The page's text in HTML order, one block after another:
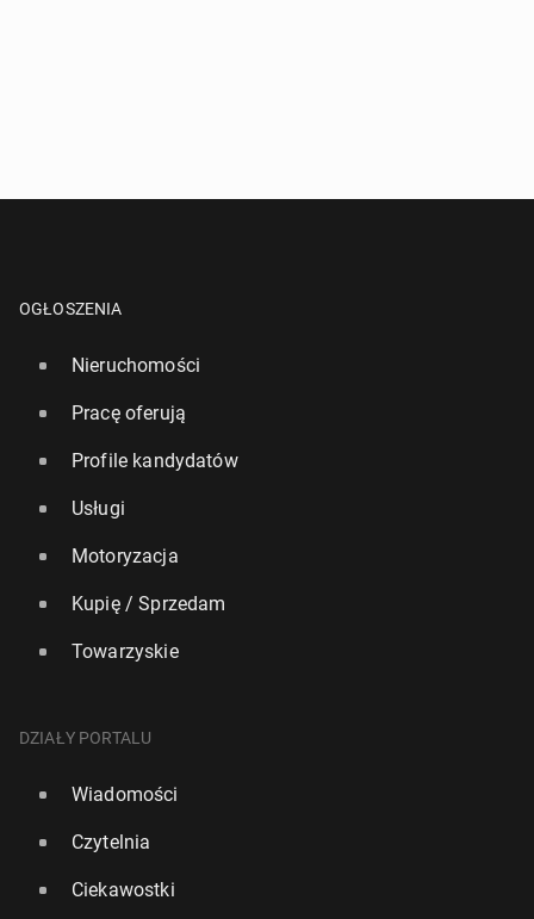
OGŁOSZENIA
Nieruchomości
Pracę oferują
Profile kandydatów
Usługi
Motoryzacja
Kupię / Sprzedam
Towarzyskie
DZIAŁY PORTALU
Wiadomości
Czytelnia
Ciekawostki